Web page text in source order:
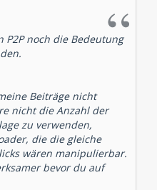
P2P noch die Bedeutung
Beiträge nicht
nicht die Anzahl der
zu verwenden,
die die gleiche
wären manipulierbar.
bevor du auf